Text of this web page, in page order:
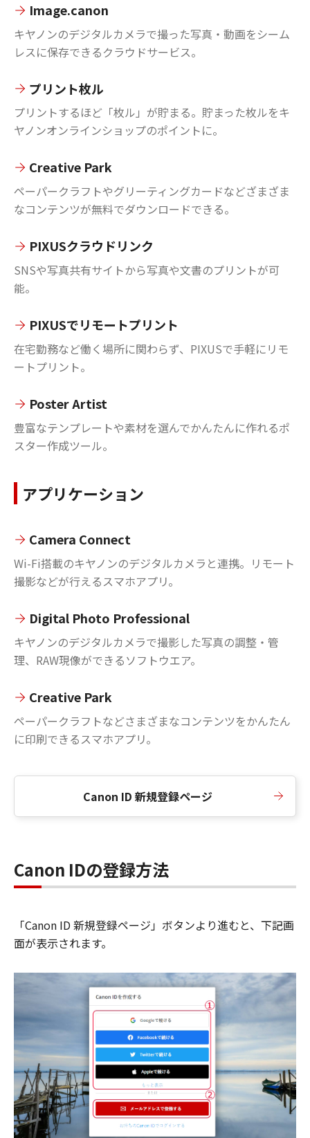
Image.canon
キヤノンのデジタルカメラで撮った写真・動画をシーム
レスに保存できるクラウドサービス。
プリント枚ル
プリントするほど「枚ル」が貯まる。貯まった枚ルをキ
ヤノンオンラインショップのポイントに。
Creative Park
ペーパークラフトやグリーティングカードなどざまざま
なコンテンツが無料でダウンロードできる。
PIXUSクラウドリンク
SNSや写真共有サイトから写真や文書のプリントが可
能。
PIXUSでリモートプリント
在宅勤務など働く場所に関わらず、PIXUSで手軽にリモ
ートプリント。
Poster Artist
豊富なテンプレートや素材を選んでかんたんに作れるポ
スター作成ツール。
アプリケーション
Camera Connect
Wi-Fi搭載のキヤノンのデジタルカメラと連携。リモート
撮影などが行えるスマホアプリ。
Digital Photo Professional
キヤノンのデジタルカメラで撮影した写真の調整・管
理、RAW現像ができるソフトウエア。
Creative Park
ペーパークラフトなどさまざまなコンテンツをかんたん
に印刷できるスマホアプリ。
Canon ID 新規登録ページ
Canon IDの登録方法
「Canon ID 新規登録ページ」ボタンより進むと、下記画
面が表示されます。